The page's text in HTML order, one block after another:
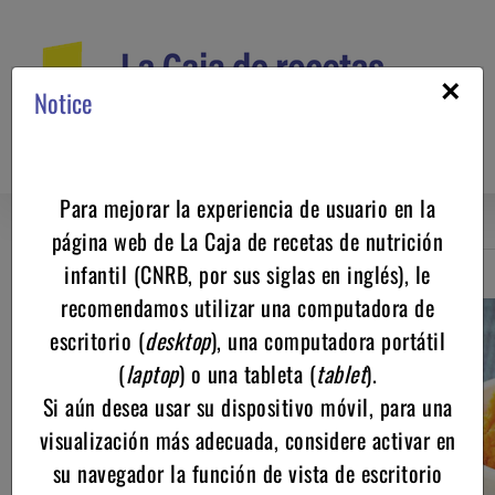
contenido
Regresar
×
Notice
Para mejorar la experiencia de usuario en la
página web de La Caja de recetas de nutrición
infantil (CNRB, por sus siglas en inglés), le
recomendamos utilizar una computadora de
escritorio (desktop), una computadora portátil
(laptop) o una tableta (tablet).
Si aún desea usar su dispositivo móvil, para una
visualización más adecuada, considere activar en
su navegador la función de vista de escritorio